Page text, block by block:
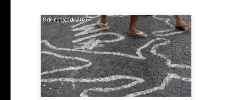
8 de agosto de 2026